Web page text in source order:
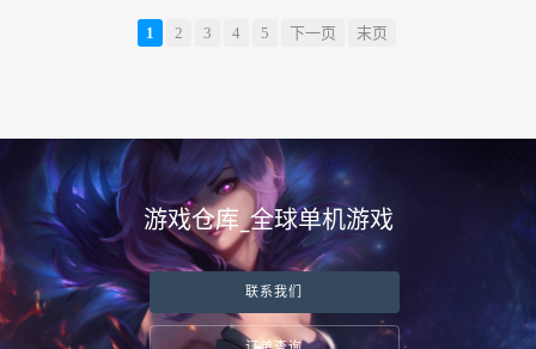
1 2 3 4 5 下一页 末页
游戏仓库_全球单机游戏
联系我们